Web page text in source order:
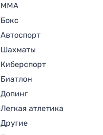
MMA
Бокс
Автоспорт
Шахматы
Киберспорт
Биатлон
Допинг
Легкая атлетика
Другие